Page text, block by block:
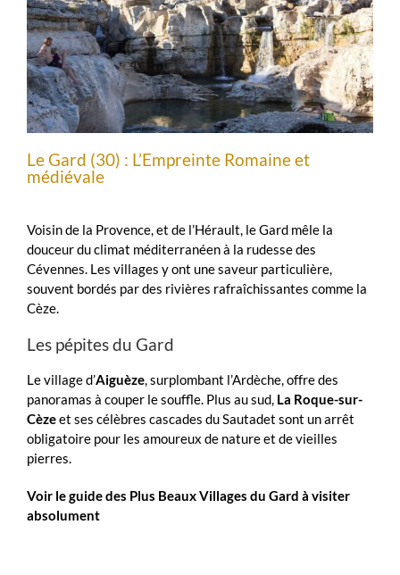
Le Gard (30) : L’Empreinte Romaine et
médiévale
Voisin de la Provence, et de l’Hérault, le Gard mêle la
douceur du climat méditerranéen à la rudesse des
Cévennes. Les villages y ont une saveur particulière,
souvent bordés par des rivières rafraîchissantes comme la
Cèze.
Les pépites du Gard
Le village d’Aiguèze, surplombant l’Ardèche, offre des
panoramas à couper le souffle. Plus au sud, La Roque-sur-
Cèzeet ses célèbres cascades du Sautadet sont un arrêt
obligatoire pour les amoureux de nature et de vieilles
pierres.
Voir le guide des Plus Beaux Villages du Gard à visiter
absolument